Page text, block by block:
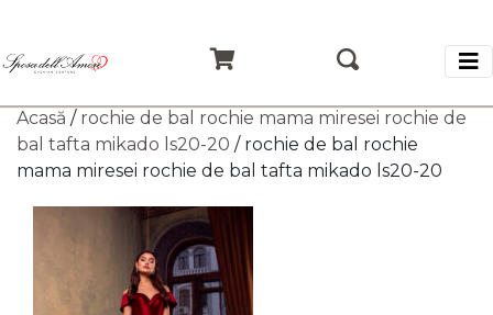
Acasă / rochie de bal rochie mama miresei rochie de
bal tafta mikado ls20-20 / rochie de bal rochie
mama miresei rochie de bal tafta mikado ls20-20